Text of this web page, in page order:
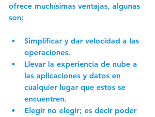
ofrece muchísimas ventajas, algunas
son:
Simplificar y dar velocidad a las
operaciones.
Llevar la experiencia de nube a
las aplicaciones y datos en
cualquier lugar que estos se
encuentren.
Elegir no elegir; es decir poder